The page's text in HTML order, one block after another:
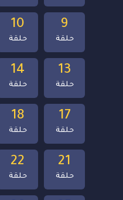
22
حلقة
21
حلقة
18
حلقة
17
حلقة
14
حلقة
13
حلقة
10
حلقة
9
حلقة